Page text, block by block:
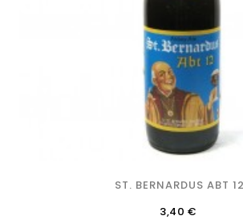
ST. BERNARDUS ABT 12
Precio
3,40 €